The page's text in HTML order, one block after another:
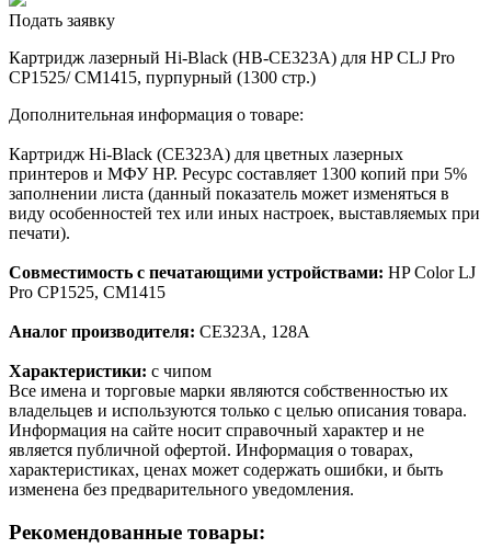
Подать заявку
Картридж лазерный Hi-Black (HB-CE323A) для HP CLJ Pro
CP1525/ CM1415, пурпурный (1300 стр.)
Дополнительная информация о товаре:
Картридж Hi-Black (CE323A) для цветных лазерных
принтеров и МФУ HP. Ресурс составляет 1300 копий при 5%
заполнении листа (данный показатель может изменяться в
виду особенностей тех или иных настроек, выставляемых при
печати).
Совместимость с печатающими устройствами: HP Color LJ
Pro CP1525, CM1415
Аналог производителя: CE323A, 128A
Характеристики: с чипом
Все имена и торговые марки являются собственностью их
владельцев и используются только с целью описания товара.
Информация на сайте носит справочный характер и не
является публичной офертой. Информация о товарах,
характеристиках, ценах может содержать ошибки, и быть
изменена без предварительного уведомления.
Рекомендованные товары: